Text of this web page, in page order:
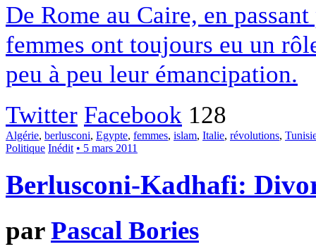
De Rome au Caire, en
femmes ont toujours eu un
peu à peu leur émancipation.
Twitter Facebook 128
Algérie, berlusconi, Egypte, femmes, islam, Italie, révolutions,
Politique Inédit • 5 mars 2011
Berlusconi-Kadhafi:
parPascal Bories